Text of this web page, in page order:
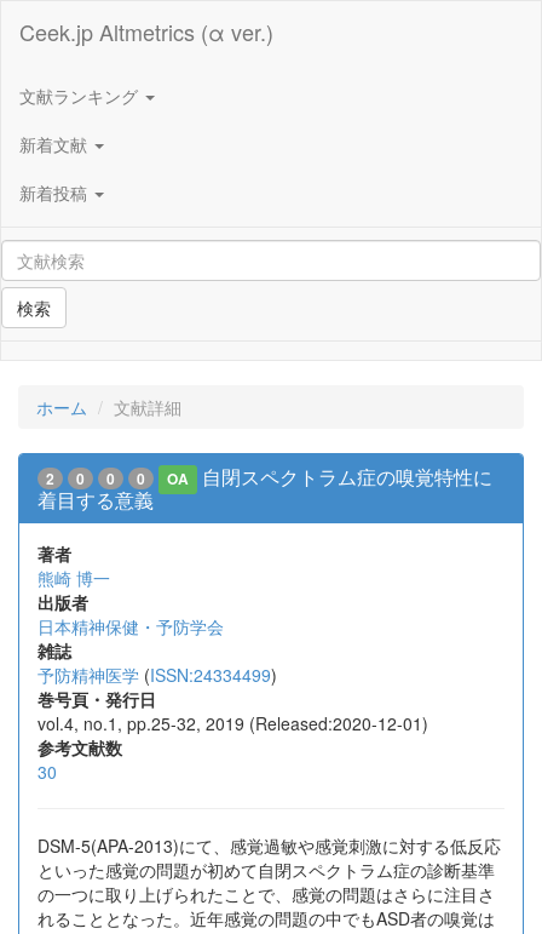
Ceek.jp Altmetrics (α ver.)
文献ランキング
新着文献
新着投稿
検索
ホーム 文献詳細
2 0 0 0 OA
自閉スペクトラム症の嗅覚特性に
着目する意義
著者
熊崎 博一
出版者
日本精神保健・予防学会
雑誌
予防精神医学 (ISSN:24334499)
巻号頁・発行日
vol.4, no.1, pp.25-32, 2019 (Released:2020-12-01)
参考文献数
30
DSM-5(APA-2013)にて、感覚過敏や感覚刺激に対する低反応
といった感覚の問題が初めて自閉スペクトラム症の診断基準
の一つに取り上げられたことで、感覚の問題はさらに注目さ
れることとなった。近年感覚の問題の中でもASD者の嗅覚は